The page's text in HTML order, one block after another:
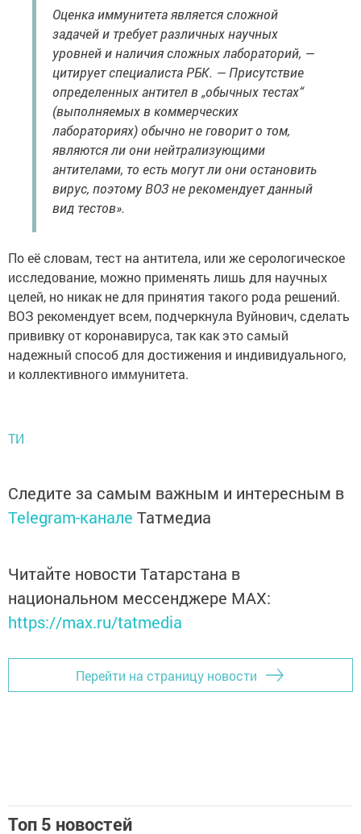
Оценка иммунитета является сложной
задачей и требует различных научных
уровней и наличия сложных лабораторий, —
цитирует специалиста РБК. — Присутствие
определенных антител в „обычных тестах“
(выполняемых в коммерческих
лабораториях) обычно не говорит о том,
являются ли они нейтрализующими
антителами, то есть могут ли они остановить
вирус, поэтому ВОЗ не рекомендует данный
вид тестов».
По её словам, тест на антитела, или же серологическое
исследование, можно применять лишь для научных
целей, но никак не для принятия такого рода решений.
ВОЗ рекомендует всем, подчеркнула Вуйнович, сделать
прививку от коронавируса, так как это самый
надежный способ для достижения и индивидуального,
и коллективного иммунитета.
ТИ
Следите за самым важным и интересным в
Telegram-канале Татмедиа
Читайте новости Татарстана в
национальном мессенджере MАХ:
https://max.ru/tatmedia
Перейти на страницу новости
Топ 5 новостей